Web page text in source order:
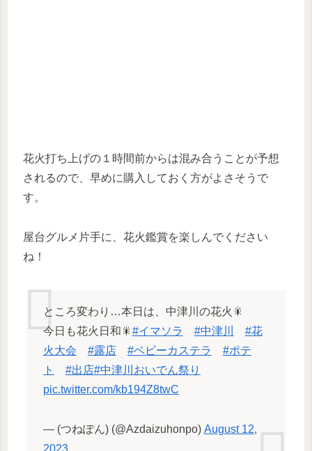
花火打ち上げの１時間前からは混み合うことが予想
されるので、早めに購入しておく方がよさそうで
す。
屋台グルメ片手に、花火鑑賞を楽しんでください
ね！
ところ変わり…本日は、中津川の花火🎇
今日も花火日和🎇 #イマソラ #中津川
#花
火大会
#露店 #ベビーカステラ
#ポテ
ト
#出店#中津川おいでん祭り
pic.twitter.com/kb194Z8twC
— (つねぽん) (@Azdaizuhonpo) August 12,
2023